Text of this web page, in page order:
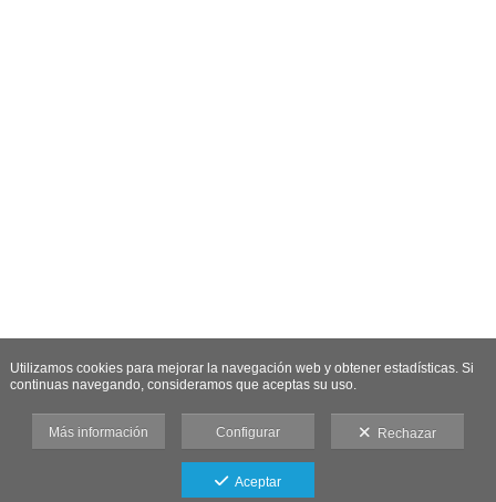
Utilizamos cookies para mejorar la navegación web y obtener estadísticas. Si
continuas navegando, consideramos que aceptas su uso.
Más información Configurar Rechazar
Aceptar